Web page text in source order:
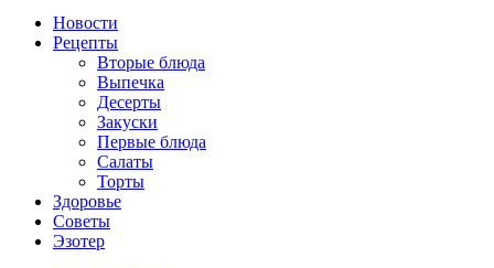
Новости
Рецепты
Вторые блюда
Выпечка
Десерты
Закуски
Первые блюда
Салаты
Торты
Здоровье
Советы
Эзотер